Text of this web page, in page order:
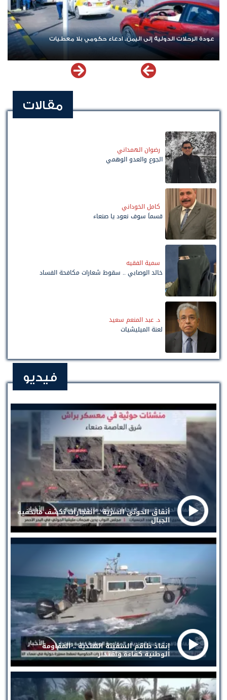
عودة الرحلات الدولية إلى اليمن.. ادعاء حكومي بلا معطيات
مقالات
رضوان الهمداني
الجوع والعدو الوهمي
كامل الخوداني
قسماً سوف نعود يا صنعاء
سمية الفقيه
خالد الوصابي .. سقوط شعارات مكافحة الفساد
د. عبد المنعم سعيد
لعنة الميليشيات
فيديو
أنفاق الحوثي السرية .. انفجارات تكشف ماتخفيه
الجبال
إنقاذ طاقم السفينة الهندية .. المقاومة
الوطنية كفاءة واقتدار